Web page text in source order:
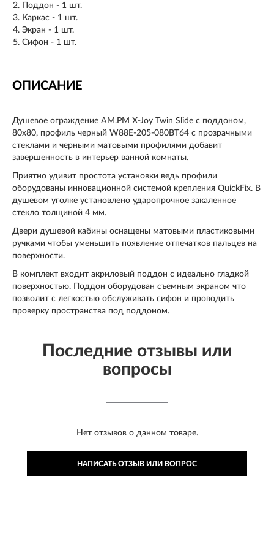
Поддон - 1 шт.
Каркас - 1 шт.
Экран - 1 шт.
Сифон - 1 шт.
ОПИСАНИЕ
Душевое ограждение AM.PM X-Joy Twin Slide c поддоном,
80x80, профиль черный W88E-205-080BT64 с прозрачными
стеклами и черными матовыми профилями добавит
завершенность в интерьер ванной комнаты.
Приятно удивит простота установки ведь профили
оборудованы инновационной системой крепления QuickFix. В
душевом уголке установлено ударопрочное закаленное
стекло толщиной 4 мм.
Двери душевой кабины оснащены матовыми пластиковыми
ручками чтобы уменьшить появление отпечатков пальцев на
поверхности.
В комплект входит акриловый поддон с идеально гладкой
поверхностью. Поддон оборудован съемным экраном что
позволит с легкостью обслуживать сифон и проводить
проверку пространства под поддоном.
Последние отзывы или
вопросы
Нет отзывов о данном товаре.
НАПИСАТЬ ОТЗЫВ ИЛИ ВОПРОС